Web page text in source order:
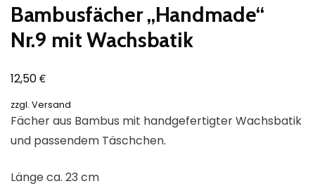
Bambusfächer „Handmade“
Nr.9 mit Wachsbatik
12,50€
zzgl. Versand
Fächer aus Bambus mit handgefertigter Wachsbatik
und passendem Täschchen.
Länge ca. 23 cm